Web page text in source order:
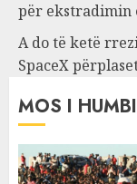
për ekstradimin
A do të ketë
SpaceX
MOS I